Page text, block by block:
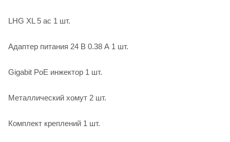
LHG XL 5 ac 1 шт.
Адаптер питания 24 В 0.38 А 1 шт.
Gigabit PoE инжектор 1 шт.
Металлический хомут 2 шт.
Комплект креплений 1 шт.